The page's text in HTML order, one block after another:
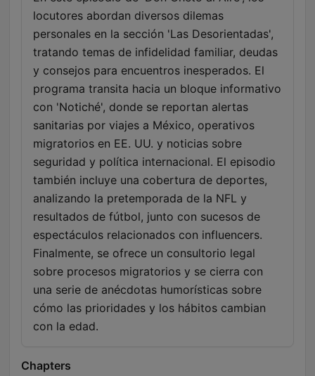
locutores abordan diversos dilemas
personales en la sección 'Las Desorientadas',
tratando temas de infidelidad familiar, deudas
y consejos para encuentros inesperados. El
programa transita hacia un bloque informativo
con 'Notiché', donde se reportan alertas
sanitarias por viajes a México, operativos
migratorios en EE. UU. y noticias sobre
seguridad y política internacional. El episodio
también incluye una cobertura de deportes,
analizando la pretemporada de la NFL y
resultados de fútbol, junto con sucesos de
espectáculos relacionados con influencers.
Finalmente, se ofrece un consultorio legal
sobre procesos migratorios y se cierra con
una serie de anécdotas humorísticas sobre
cómo las prioridades y los hábitos cambian
con la edad.
Chapters